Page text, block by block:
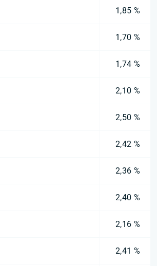
1,85 %
1,70 %
1,74 %
2,10 %
2,50 %
2,42 %
2,36 %
2,40 %
2,16 %
2,41 %